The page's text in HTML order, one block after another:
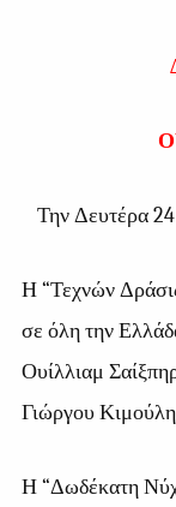
Την Δευτέρα
Η “Τεχνών
σε όλη την
Ουίλλιαμ
Γιώργου
Η “Δωδέκατη